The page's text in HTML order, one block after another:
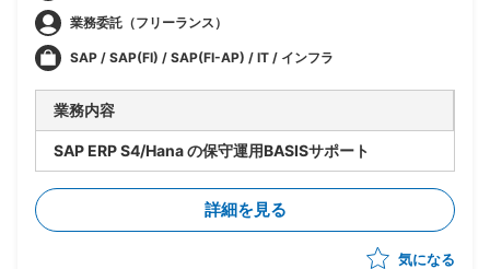
業務委託（フリーランス）
SAP / SAP(FI) / SAP(FI-AP) / IT / インフラ
業務内容
SAP ERP S4/Hana の保守運用BASISサポート
詳細を見る
気になる